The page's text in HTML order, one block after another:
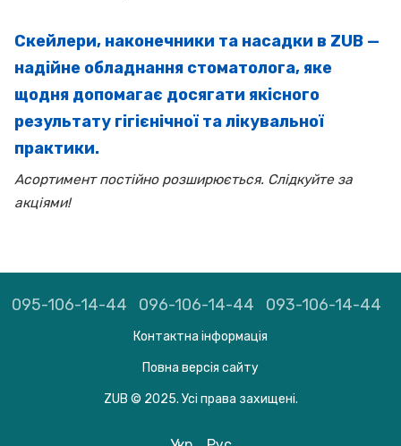
Скейлери, наконечники та насадки в ZUB —
надійне обладнання стоматолога, яке
щодня допомагає досягати якісного
результату гігієнічної та лікувальної
практики.
Асортимент постійно розширюється. Слідкуйте за
акціями!
095-106-14-44 096-106-14-44 093-106-14-44
Контактна інформація
Повна версія сайту
ZUB © 2025. Усі права захищені.